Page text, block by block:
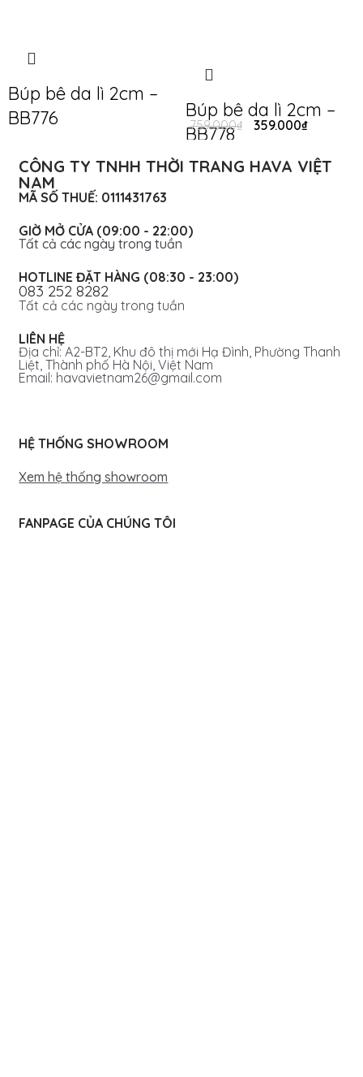
Búp bê da lì 2cm –
BB776
Búp bê da lì 2cm –
BB778
759.000₫ 359.000₫
CÔNG TY TNHH THỜI TRANG HAVA VIỆT
NAM
MÃ SỐ THUẾ: 0111431763
GIỜ MỞ CỬA (09:00 - 22:00)
Tất cả các ngày trong tuần
HOTLINE ĐẶT HÀNG (08:30 - 23:00)
083 252 8282
Tất cả các ngày trong tuần
LIÊN HỆ
Địa chỉ: A2-BT2, Khu đô thị mới Hạ Đình, Phường Thanh
Liệt, Thành phố Hà Nội, Việt Nam
Email: havavietnam26@gmail.com
HỆ THỐNG SHOWROOM
Xem hệ thống showroom
FANPAGE CỦA CHÚNG TÔI